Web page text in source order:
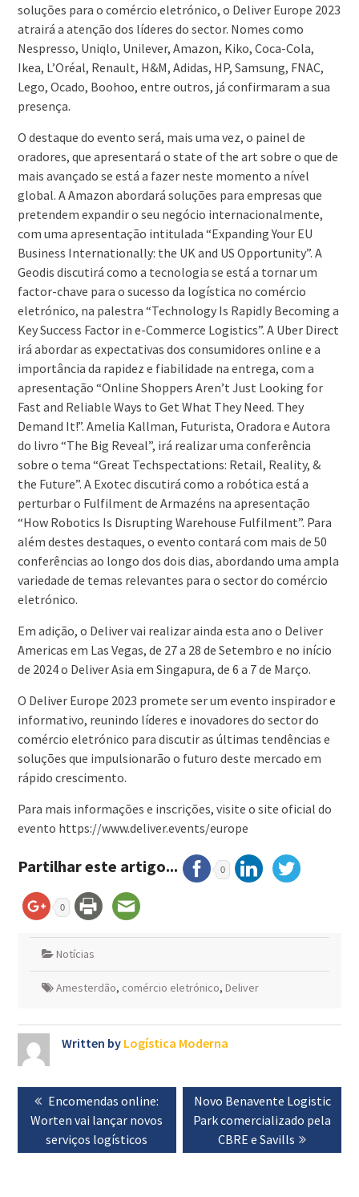
soluções para o comércio eletrónico, o Deliver Europe 2023
atrairá a atenção dos líderes do sector. Nomes como
Nespresso, Uniqlo, Unilever, Amazon, Kiko, Coca-Cola,
Ikea, L’Oréal, Renault, H&M, Adidas, HP, Samsung, FNAC,
Lego, Ocado, Boohoo, entre outros, já confirmaram a sua
presença.
O destaque do evento será, mais uma vez, o painel de
oradores, que apresentará o state of the art sobre o que de
mais avançado se está a fazer neste momento a nível
global. A Amazon abordará soluções para empresas que
pretendem expandir o seu negócio internacionalmente,
com uma apresentação intitulada “Expanding Your EU
Business Internationally: the UK and US Opportunity”. A
Geodis discutirá como a tecnologia se está a tornar um
factor-chave para o sucesso da logística no comércio
eletrónico, na palestra “Technology Is Rapidly Becoming a
Key Success Factor in e-Commerce Logistics”. A Uber Direct
irá abordar as expectativas dos consumidores online e a
importância da rapidez e fiabilidade na entrega, com a
apresentação “Online Shoppers Aren’t Just Looking for
Fast and Reliable Ways to Get What They Need. They
Demand It!”. Amelia Kallman, Futurista, Oradora e Autora
do livro “The Big Reveal”, irá realizar uma conferência
sobre o tema “Great Techspectations: Retail, Reality, &
the Future”. A Exotec discutirá como a robótica está a
perturbar o Fulfilment de Armazéns na apresentação
“How Robotics Is Disrupting Warehouse Fulfilment”. Para
além destes destaques, o evento contará com mais de 50
conferências ao longo dos dois dias, abordando uma ampla
variedade de temas relevantes para o sector do comércio
eletrónico.
Em adição, o Deliver vai realizar ainda esta ano o Deliver
Americas em Las Vegas, de 27 a 28 de Setembro e no início
de 2024 o Deliver Asia em Singapura, de 6 a 7 de Março.
O Deliver Europe 2023 promete ser um evento inspirador e
informativo, reunindo líderes e inovadores do sector do
comércio eletrónico para discutir as últimas tendências e
soluções que impulsionarão o futuro deste mercado em
rápido crescimento.
Para mais informações e inscrições, visite o site oficial do
evento https://www.deliver.events/europe
Partilhar este artigo... 0
0
Notícias
Amesterdão, comércio eletrónico, Deliver
Written by Logística Moderna
Navegação
artigos
Previous
post:
Encomendas online:
Worten vai lançar novos
serviços logísticos
Next
post:
Novo Benavente Logistic
Park comercializado pela
CBRE e Savills